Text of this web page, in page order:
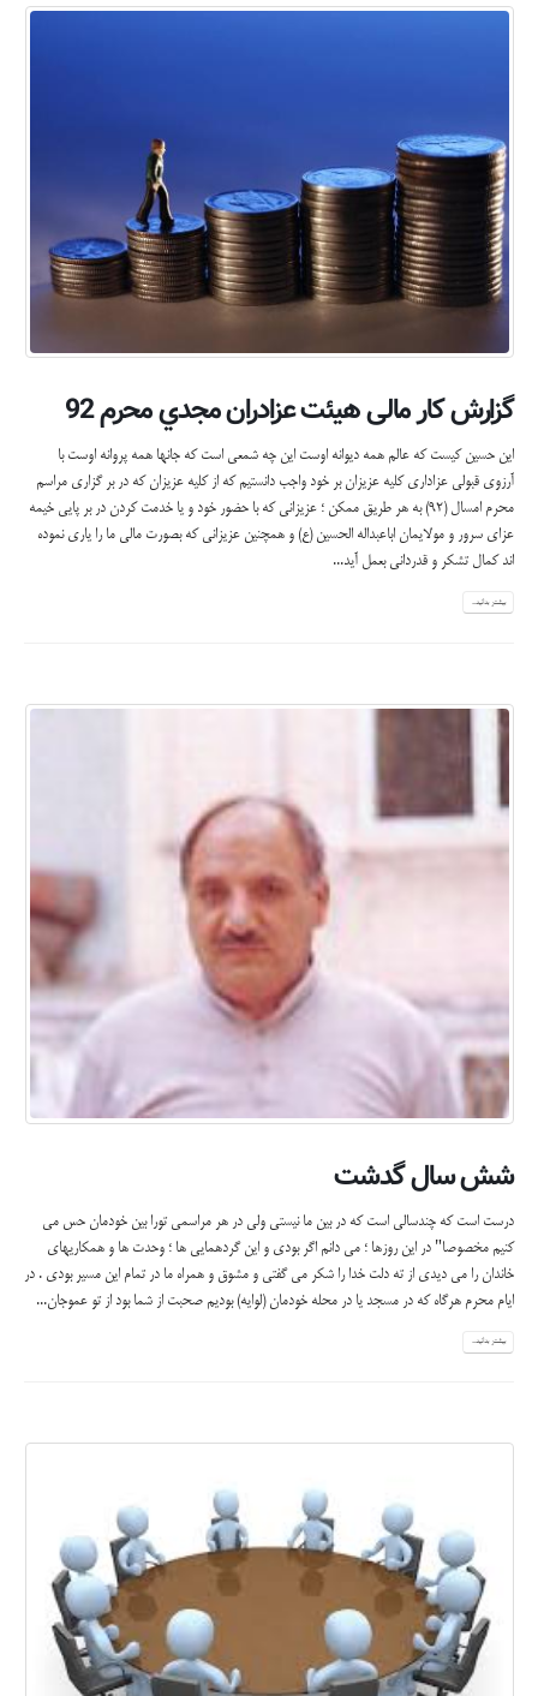
گزارش كار مالی هيئت عزادران مجدي محرم 92
اين حسين كيست كه عالم همه ديوانه اوست اين چه شمعي است كه جانها همه پروانه اوست با
آرزوی قبولي عزاداري كليه عزيزان بر خود واجب دانستيم كه از كليه عزيزان كه در بر گزاري مراسم
محرم امسال (92) به هر طريق ممكن ؛ عزيزاني كه با حضور خود و يا خدمت كردن در بر پايي خيمه
عزاي سرور و مولايمان اباعبداله الحسين (ع) و همچنين عزيزاني كه بصورت مالي ما را ياري نموده
اند كمال تشكر و قدرداني بعمل آيد...
بیشتر بدانید...
شش سال گدشت
درست است که چندسالی است که در بین ما نیستی ولی در هر مراسمی تورا بین خودمان حس می
کنیم مخصوصا" در این روزها ؛ می دانم اگر بودی و این گردهمایی ها ؛ وحدت ها و همکاریهای
خاندان را می دیدی از ته دلت خدا را شکر می گفتی و مشوق و همراه ما در تمام این مسیر بودی . در
ایام محرم هرگاه که در مسجد یا در محله خودمان (لوایه) بودیم صحبت از شما بود از تو عموجان...
بیشتر بدانید...